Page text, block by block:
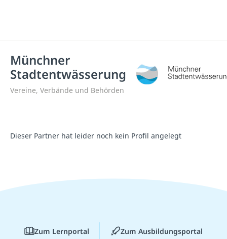
Münchner
Stadtentwässerung
Vereine, Verbände und Behörden
Dieser Partner hat leider noch kein Profil angelegt
Zum Lernportal Zum Ausbildungsportal